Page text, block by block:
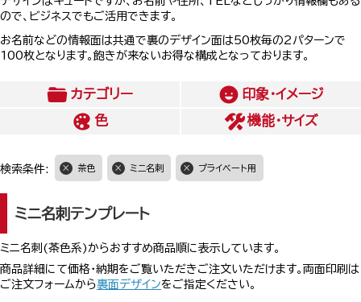
ので、ビジネスでもご活用できます。
お名前などの情報面は共通で裏のデザイン面は50枚毎の2パターンで
100枚となります。飽きが来ないお得な構成となっております。
カテゴリー
印象・イメージ
色
機能・サイズ
検索条件: 茶色 ミニ名刺 プライベート用
ミニ名刺テンプレート
ミニ名刺(茶色系)からおすすめ商品順に表示しています。
商品詳細にて価格・納期をご覧いただきご注文いただけます。両面印刷は
ご注文フォームから裏面デザインをご指定ください。